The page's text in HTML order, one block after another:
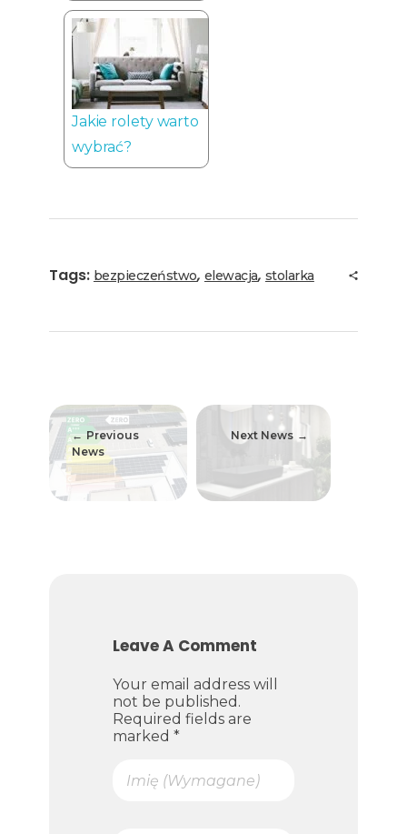
Jakie rolety warto
wybrać?
Tags: bezpieczeństwo, elewacja, stolarka
Previous
News
Next News
Leave A Comment
Your email address will
not be published.
Required fields are
marked *